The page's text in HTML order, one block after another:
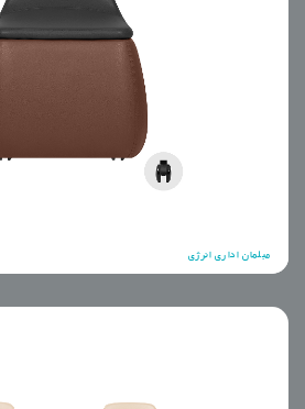
مبلمان اداری انرژی